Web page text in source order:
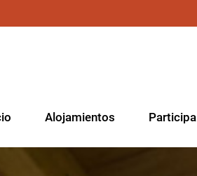
Alojamientos Participa